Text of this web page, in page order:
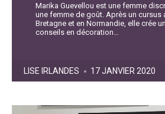
Marika Guevellou est une femme
une femme de goût. Après un cursus
Bretagne et en Normandie, elle crée
conseils en décoration…
POSTED
BY
LISE IRLANDES 17 JANVIER 2020